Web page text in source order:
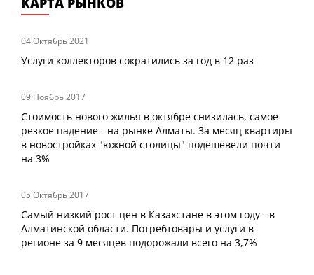
04 Октябрь 2021
Услуги коллекторов сократились за год в 12 раз
09 Ноябрь 2017
Стоимость нового жилья в октябре снизилась, самое
резкое падение - на рынке Алматы. За месяц квартиры
в новостройках "южной столицы" подешевели почти
на 3%
05 Октябрь 2017
Самый низкий рост цен в Казахстане в этом году - в
Алматинской области. Потребтовары и услуги в
регионе за 9 месяцев подорожали всего на 3,7%